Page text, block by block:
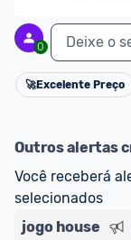
0 Deixe o
🚀Excelente Preço
Outros alertas
Você receberá
selecionados
jogo house